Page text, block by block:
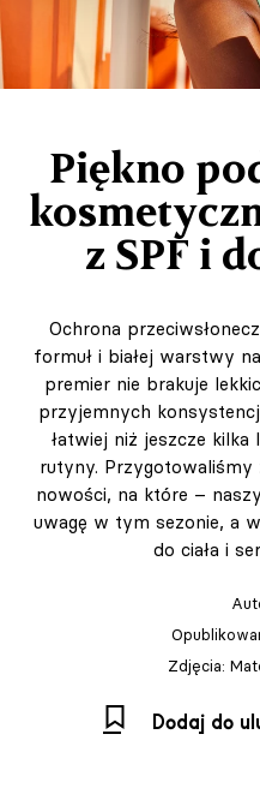
Piękno
z SPF i
Ochrona
formuł i białej warstwy
premier nie brakuje
przyjemnych
łatwiej niż jeszcze
rutyny. Przygotowaliśmy
nowości, na które –
uwagę w tym sezonie, a
do ciała i
Zdjęcia:
Dodaj do